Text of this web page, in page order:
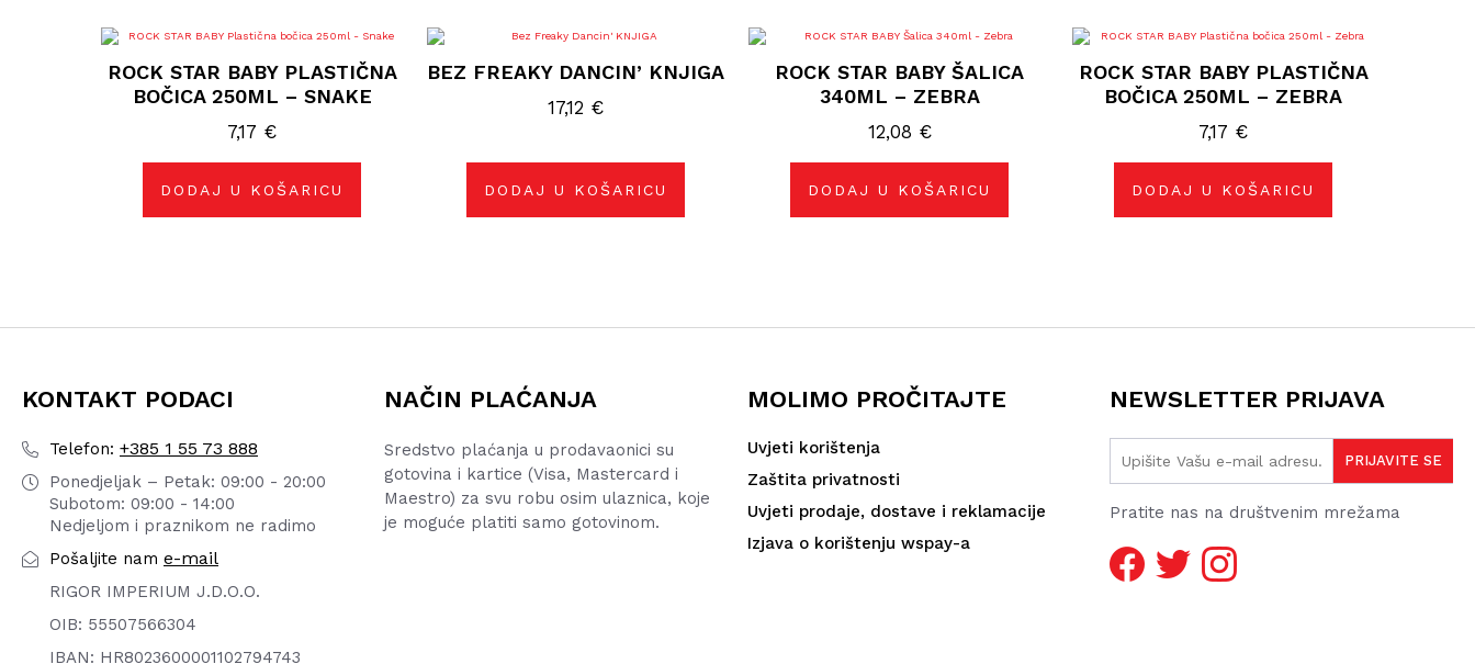
ROCK STAR BABY PLASTIČNA
BOČICA 250ML – SNAKE
7,17 €
DODAJ U KOŠARICU
BEZ FREAKY DANCIN’ KNJIGA
17,12 €
DODAJ U KOŠARICU
ROCK STAR BABY ŠALICA
340ML – ZEBRA
12,08 €
DODAJ U KOŠARICU
ROCK STAR BABY PLASTIČNA
BOČICA 250ML – ZEBRA
7,17 €
DODAJ U KOŠARICU
KONTAKT PODACI
Telefon: +385 1 55 73 888
Ponedjeljak – Petak: 09:00 - 20:00
Subotom: 09:00 - 14:00
Nedjeljom i praznikom ne radimo
Pošaljite nam e-mail
RIGOR IMPERIUM J.D.O.O.
OIB: 55507566304
IBAN: HR8023600001102794743
NAČIN PLAĆANJA
Sredstvo plaćanja u prodavaonici su
gotovina i kartice (Visa, Mastercard i
Maestro) za svu robu osim ulaznica, koje
je moguće platiti samo gotovinom.
MOLIMO PROČITAJTE
Uvjeti korištenja
Zaštita privatnosti
Uvjeti prodaje, dostave i reklamacije
Izjava o korištenju wspay-a
NEWSLETTER PRIJAVA
Pratite nas na društvenim mrežama